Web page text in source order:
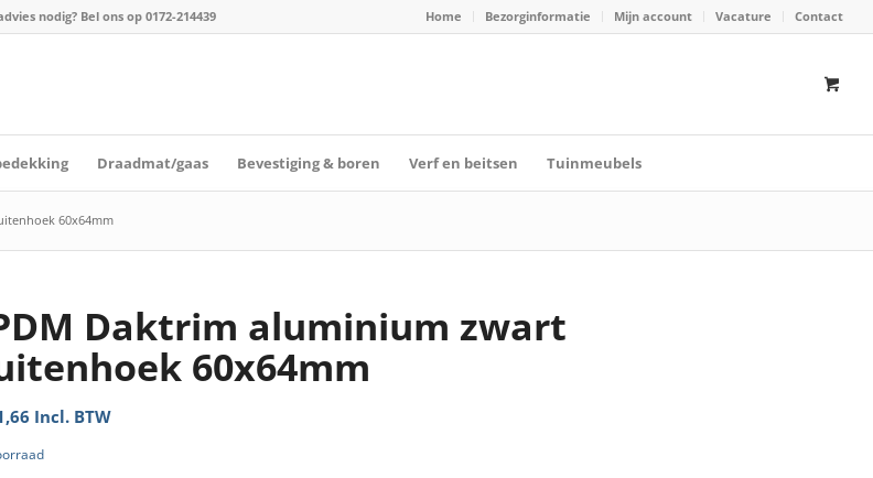
Home Bezorginformatie Mijn account Vacature Contact
nodig? Bel ons op 0172-214439
Draadmat/gaas Bevestiging & boren Verf en beitsen Tuinmeubels
60x64mm
Daktrim aluminium zwart
60x64mm
Incl. BTW